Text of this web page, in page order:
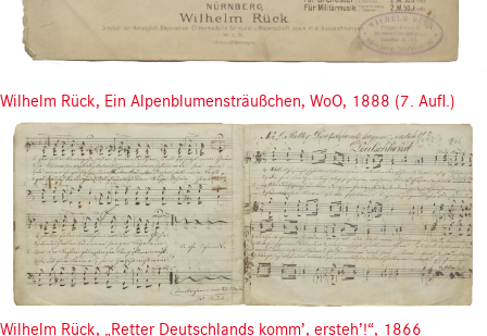
Wilhelm Rück, Ein Alpenblumensträußchen, WoO, 1888 (7. Aufl.)
Wilhelm Rück, „Retter Deutschlands komm’, ersteh’!“, 1866